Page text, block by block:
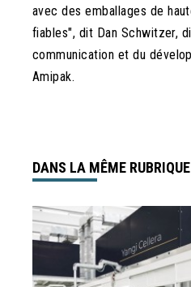
avec des emballages de
fiables", dit Dan Schwitzer,
communication et du
Amipak.
DANS LA MÊME RUBRIQUE